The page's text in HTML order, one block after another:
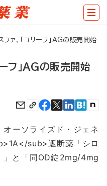
ファ、「ユリーフ」AGの販売開始
フ」AGの販売開始
ーソライズド・ジェネ
sub>遮断薬「シロ
」と「同OD錠2mg/4mg